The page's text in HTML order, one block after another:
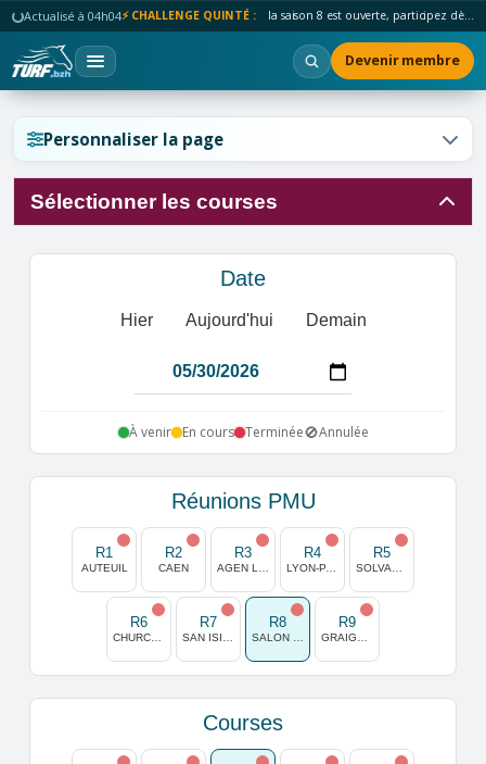
Actualisé à 04h04⚡ CHALLENGE QUINTÉ : la saison 8 est ouverte, participez dès maintenant !
Devenir membre
Personnaliser la page
Sélectionner les courses
Date
Hier Aujourd'hui Demain
À venir En cours Terminée🚫Annulée
Réunions PMU
R1
AUTEUIL
R2
CAEN
R3 R4 R5
R6 R7 R8 R9
Courses
Réinitialiser l'affichage ?
Réinitialiser